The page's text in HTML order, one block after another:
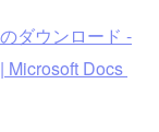
ダウンロード -
Microsoft Docs